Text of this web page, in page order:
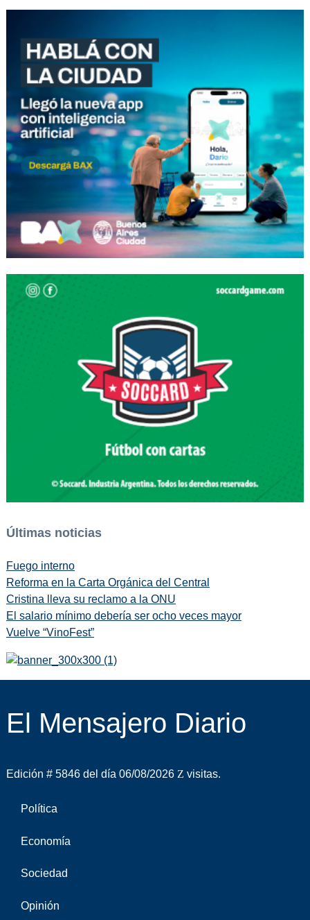
Últimas noticias
Fuego interno
Reforma en la Carta Orgánica del Central
Cristina lleva su reclamo a la ONU
El salario mínimo debería ser ocho veces mayor
Vuelve “VinoFest”
El Mensajero Diario
Edición # 5846 del día 06/08/2026 visitas.
Política
Economía
Sociedad
Opinión